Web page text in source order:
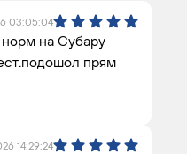
03:05:04
норм на Субару
прям
14:29:24